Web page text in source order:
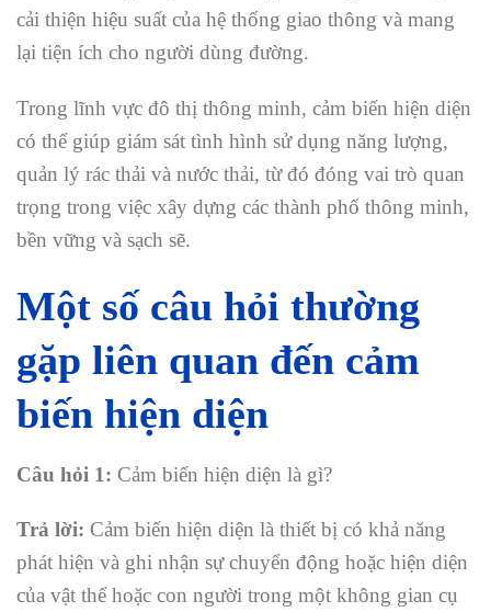
cải thiện hiệu suất của hệ thống giao thông và mang
lại tiện ích cho người dùng đường.
Trong lĩnh vực đô thị thông minh, cảm biến hiện diện
có thể giúp giám sát tình hình sử dụng năng lượng,
quản lý rác thải và nước thải, từ đó đóng vai trò quan
trọng trong việc xây dựng các thành phố thông minh,
bền vững và sạch sẽ.
Một số câu hỏi thường
gặp liên quan đến cảm
biến hiện diện
Câu hỏi 1: Cảm biến hiện diện là gì?
Trả lời: Cảm biến hiện diện là thiết bị có khả năng
phát hiện và ghi nhận sự chuyển động hoặc hiện diện
của vật thể hoặc con người trong một không gian cụ